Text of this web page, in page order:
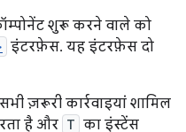
शुरू करने वाले को
इंटरफ़ेस. यह इंटरफ़ेस दो
ज़रूरी कार्रवाइयां शामिल
है और T का इंस्टेंस